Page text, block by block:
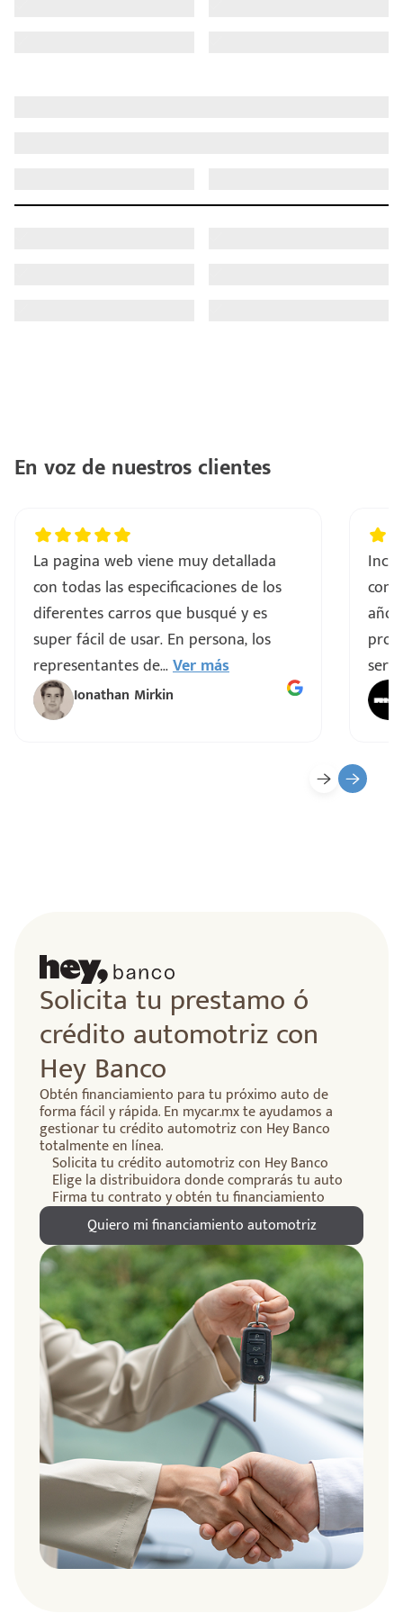
En voz de nuestros clientes
La pagina web viene muy detallada
con todas las especificaciones de los
diferentes carros que busqué y es
super fácil de usar. En persona, los
representantes de...Ver más
Ionathan Mirkin
Solicita tu prestamo ó
crédito automotriz con
Hey Banco
Obtén financiamiento para tu próximo auto de
forma fácil y rápida. En mycar.mx te ayudamos a
gestionar tu crédito automotriz con Hey Banco
totalmente en línea.
Solicita tu crédito automotriz con Hey Banco
Elige la distribuidora donde comprarás tu auto
Firma tu contrato y obtén tu financiamiento
Quiero mi financiamiento automotriz